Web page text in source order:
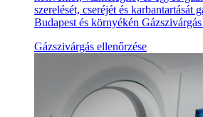
szerelését, cseréjét és karbantartását
Budapest és környékén
Gázszivárgás ellenőrzése